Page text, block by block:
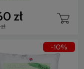
zł
-10%